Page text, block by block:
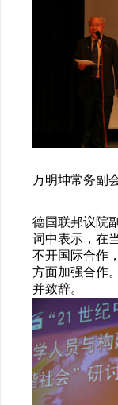
万明坤常务副
德国联邦议院
词中表示，在
不开国际合作
方面加强合作
并致辞。